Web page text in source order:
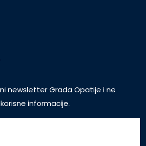
newsletter Grada Opatije i ne
informacije.